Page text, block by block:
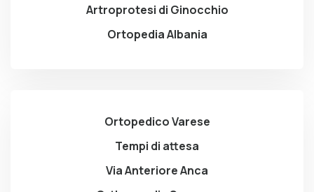
Artroprotesi di Ginocchio
Ortopedia Albania
Ortopedico Varese
Tempi di attesa
Via Anteriore Anca